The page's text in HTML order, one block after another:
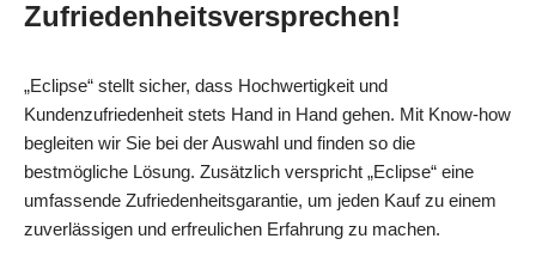
Zufriedenheitsversprechen!
„Eclipse“ stellt sicher, dass Hochwertigkeit und
Kundenzufriedenheit stets Hand in Hand gehen. Mit Know-how
begleiten wir Sie bei der Auswahl und finden so die
bestmögliche Lösung. Zusätzlich verspricht „Eclipse“ eine
umfassende Zufriedenheitsgarantie, um jeden Kauf zu einem
zuverlässigen und erfreulichen Erfahrung zu machen.